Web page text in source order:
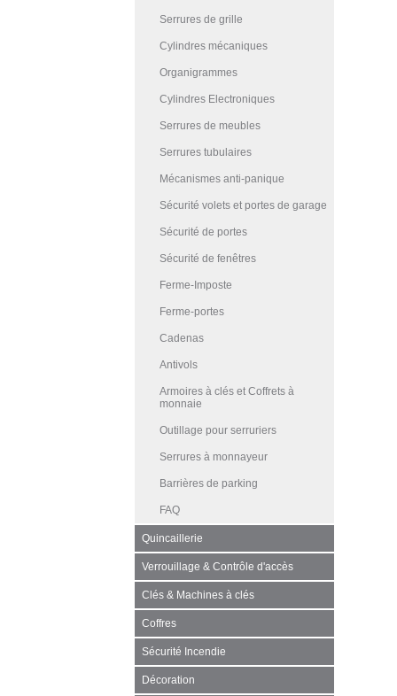
Serrures de grille
Cylindres mécaniques
Organigrammes
Cylindres Electroniques
Serrures de meubles
Serrures tubulaires
Mécanismes anti-panique
Sécurité volets et portes de garage
Sécurité de portes
Sécurité de fenêtres
Ferme-Imposte
Ferme-portes
Cadenas
Antivols
Armoires à clés et Coffrets à
monnaie
Outillage pour serruriers
Serrures à monnayeur
Barrières de parking
FAQ
Quincaillerie
Verrouillage & Contrôle d'accès
Clés & Machines à clés
Coffres
Sécurité Incendie
Décoration